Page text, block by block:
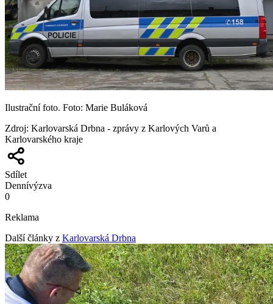
Ilustrační foto. Foto: Marie Buláková
Zdroj: Karlovarská Drbna - zprávy z Karlových Varů a
Karlovarského kraje
Sdílet
Dennívýzva
0
Reklama
Další články z Karlovarská Drbna